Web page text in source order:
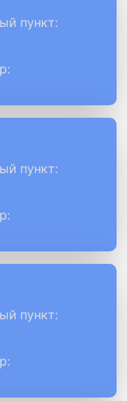
пункт:
пункт:
пункт: